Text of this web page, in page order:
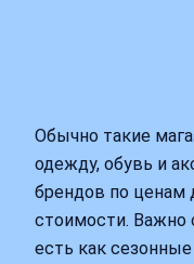
Обычно такие
одежду, обувь и
брендов по ценам
стоимости. Важно
есть как